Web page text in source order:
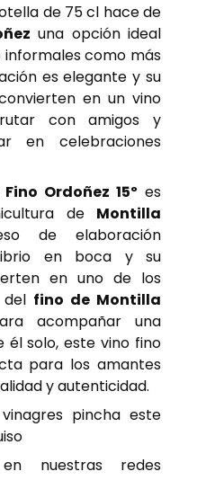
de 75 cl hace de
una opción ideal
como más
es elegante y su
en un vino
con amigos y
en celebraciones
Ordoñez 15º es
de Montilla
de elaboración
en boca y su
en uno de los
del fino de Montilla
acompañar una
solo, este vino fino
para los amantes
y autenticidad.
pincha este
en nuestras redes